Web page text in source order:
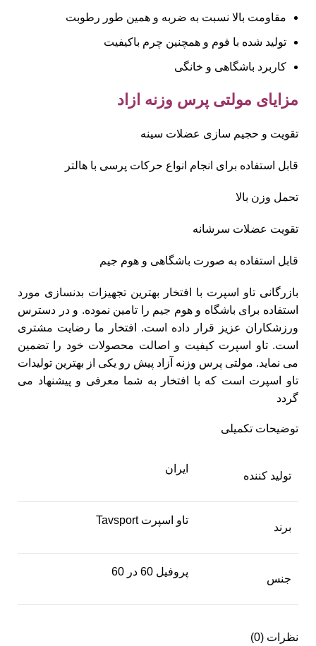
مقاومت بالا نسبت به ضربه و همین طور رطوبت
تولید شده با فوم و همچنین چرم باکیفیت
کاربرد باشگاهی و خانگی
مزایای مولتی پرس وزنه ازاد
تقویت و حجیم سازی عضلات سینه
قابل استفاده برای انجام انواع حرکات پرسی با هالتر
تحمل وزن بالا
تقویت عضلات سرشانه
قابل استفاده به صورت باشگاهی و هوم جیم
بازرگانی تاو اسپرت با افتخار بهترین تجهیزات بدنسازی مورد
استفاده برای باشگاه و هوم جیم را تامین نموده. و در دسترس
ورزشکاران عزیز قرار داده است. افتخار ما رضایت مشتری
است. تاو اسپرت کیفیت و اصالت محصولات خود را تضمین
می نماید. مولتی پرس وزنه آزاد پیش رو یکی از بهترین تولیدات
تاو اسپرت است که با افتخار به شما معرفی و پیشنهاد می
گردد
توضیحات تکمیلی
تولید کننده
ایران
برند
تاو اسپرت Tavsport
جنس
پروفیل 60 در 60
نظرات (0)